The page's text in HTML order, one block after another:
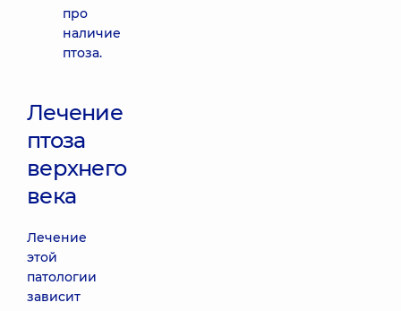
про
наличие
птоза.
Лечение
птоза
верхнего
века
Лечение
этой
патологии
зависит